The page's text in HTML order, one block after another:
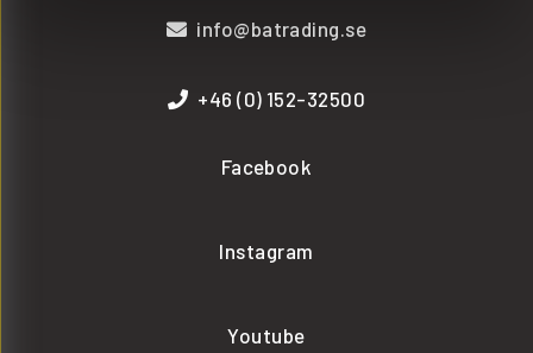
info@batrading.se
+46 (0) 152-32500
Facebook
Instagram
Youtube